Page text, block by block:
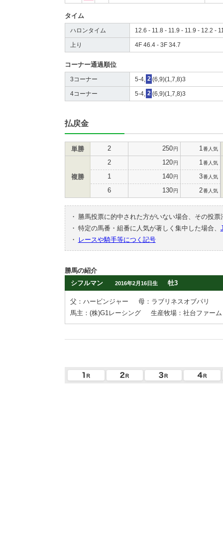
タイム
ハロンタイム 12.6 - 11.8 - 11.9 - 11.9 - 12.2 -
上り 4F 46.4 - 3F 34.7
コーナー通過順位
3コーナー 5-4, 2 (6,9)(1,7,8)3
4コーナー 5-4, 2 (6,9)(1,7,8)3
払戻金
単勝 2 250円 1 番人気
複勝
2 120円 1 番人気
1 140円 3番人気
6 130円 2番人気
・
勝馬投票に的中された方がいない場合、その投
・ 特定の馬番・組番に人気が著しく集中した場合、
・
レースや騎手等につく記号
勝馬の紹介
シフルマン
2016年2月16日生 牡3
父：ハービンジャー
母：ラブリネスオブパリ
馬主：(株)G1レーシング
生産牧場：社台ファーム